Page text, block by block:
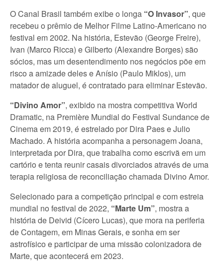
O Canal Brasil também exibe o longa “O Invasor”, que
recebeu o prêmio de Melhor Filme Latino-Americano no
festival em 2002. Na história, Estevão (George Freire),
Ivan (Marco Ricca) e Gilberto (Alexandre Borges) são
sócios, mas um desentendimento nos negócios põe em
risco a amizade deles e Anísio (Paulo Miklos), um
matador de aluguel, é contratado para eliminar Estevão.
“Divino Amor”, exibido na mostra competitiva World
Dramatic, na Première Mundial do Festival Sundance de
Cinema em 2019, é estrelado por Dira Paes e Julio
Machado. A história acompanha a personagem Joana,
interpretada por Dira, que trabalha como escrivã em um
cartório e tenta reunir casais divorciados através de uma
terapia religiosa de reconciliação chamada Divino Amor.
Selecionado para a competição principal e com estreia
mundial no festival de 2022, “Marte Um”, mostra a
história de Deivid (Cícero Lucas), que mora na periferia
de Contagem, em Minas Gerais, e sonha em ser
astrofísico e participar de uma missão colonizadora de
Marte, que acontecerá em 2023.